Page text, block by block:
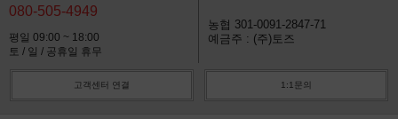
080-505-4949
평일 09:00 ~ 18:00
토 / 일 / 공휴일 휴무
농협 301-0091-2847-71
예금주 : (주)토즈
고객센터 연결 1:1문의